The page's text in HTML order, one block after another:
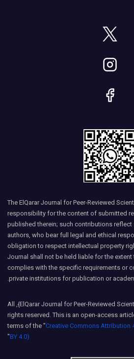
The ElQarar Journal for Peer-Reviewed
responsibility for the content of submitted
published therein; such contributions
authors, who bear full legal and ethical
obligation to respect intellectual property
Journal shall not be held liable for the extent
complies with the specific requirements or
private institutions for publication or
© 2026 {ElQarar Journal for Peer-Reviewed Scientific Research}, All
rights reserved. This is an open-access
terms of the "Creative Commons Attribution
BY 4.0)
"